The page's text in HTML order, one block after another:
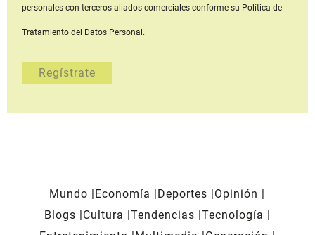
personales con terceros aliados comerciales conforme su Política de
Tratamiento del Datos Personal.
Mundo Economía Deportes
Opinión
Blogs
Cultura Tendencias Tecnología